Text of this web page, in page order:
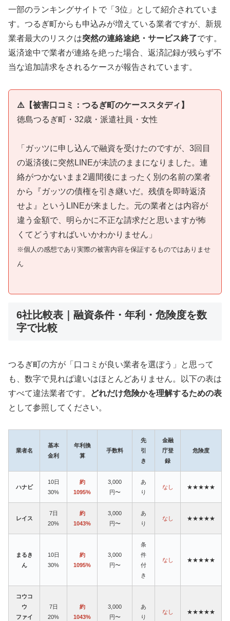
一部のランキングサイトで「3位」として紹介されていま
す。つるぎ町からも申込みが増えている業者ですが、新規
業者最大のリスクは突然の連絡途絶・サービス終了です。
返済途中で業者が連絡を絶った場合、返済記録が残らず不
当な追加請求をされるケースが報告されています。
⚠️【被害口コミ：つるぎ町のケーススタディ】
徳島つるぎ町・32歳・派遣社員・女性
「ガッツに申し込んで融資を受けたのですが、3回目
の返済後に突然LINEが未読のままになりました。連
絡がつかないまま2週間後にまったく別の名前の業者
から『ガッツの債権を引き継いだ。残債を即時返済
せよ』というLINEが来ました。元の業者とは内容が
違う金額で、明らかに不正な請求だと思いますが怖
くてどうすればいいかわかりません」
※個人の感想であり実際の被害内容を保証するものではありませ
ん
6社比較表｜融資条件・年利・危険度を数
字で比較
つるぎ町の方が「口コミが良い業者を選ぼう」と思って
も、数字で見れば違いはほとんどありません。以下の表は
すべて違法業者です。
どれだけ危険かを理解するための表
として参照してください。
業者名
基本
金利
年利換
算
手数料
先
引
き
金融
庁登
録
危険度
ハナビ
10日
30%
約
1095%
3,000
円〜
あ
り
なし ★★★★★
レイス
7日
20%
約
1043%
3,000
円〜
あ
り
なし ★★★★★
まるき
ん
10日
30%
約
1095%
3,000
円〜
条
件
付
き
なし ★★★★★
コウコ
ウ
ファイ
7日
20%
約
1043%
3,000
円〜
あ
り
なし ★★★★★